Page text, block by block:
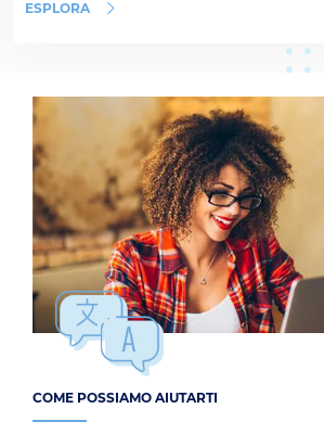
ESPLORA
COME POSSIAMO AIUTARTI